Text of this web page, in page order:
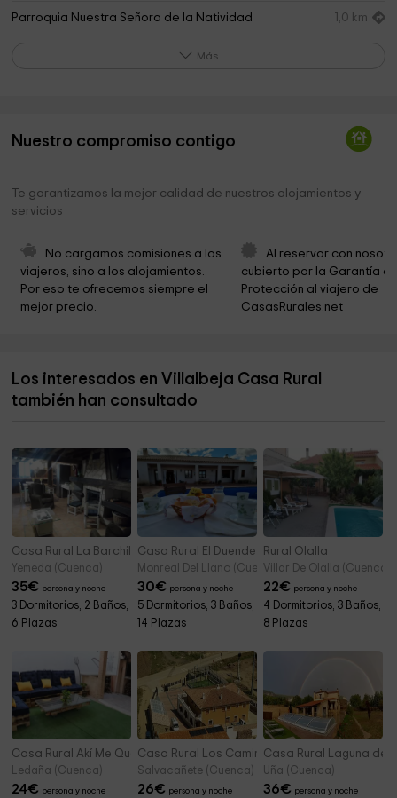
Parroquia Nuestra Señora de la Natividad 1,0 km
Ayuntamiento 4,1 km
Pajar De Tendillo
Ayuntamiento
Parroquia de la Asunción de Nuestra Señora
La Ciudad Encantada
Más
Nuestro compromiso contigo
Te garantizamos la mejor calidad de nuestros alojamientos y
servicios
No cargamos comisiones a los
viajeros, sino a los alojamientos.
Por eso te ofrecemos siempre el
mejor precio.
Al reservar con
cubierto por la Garantía
Protección al viajero de
CasasRurales.net
Los interesados en Villalbeja Casa Rural
también han consultado
Casa Rural La Barchilla
Yemeda (Cuenca)
35€ persona y noche
3 Dormitorios, 2 Baños,
6 Plazas
Casa Rural El Duende
Monreal Del Llano (Cuenca)
30€ persona y noche
5 Dormitorios, 3 Baños,
14 Plazas
Rural Olalla
Villar De Olalla (Cuenca)
22€ persona y noche
4 Dormitorios, 3 Baños,
8 Plazas
Casa Rural Akí Me Quedo
Ledaña (Cuenca)
24€ persona y noche
Casa Rural Los Caminos
Salvacañete (Cuenca)
26€ persona y noche
Casa Rural Laguna de
Uña (Cuenca)
36€ persona y noche